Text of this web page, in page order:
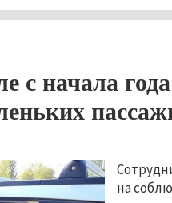
с начала
на